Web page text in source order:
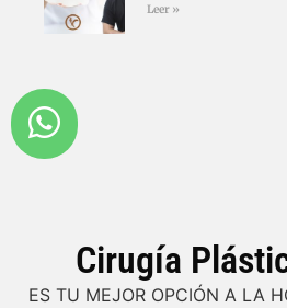
Leer »
Cirugía
ES TU MEJOR OPCIÓN A LA